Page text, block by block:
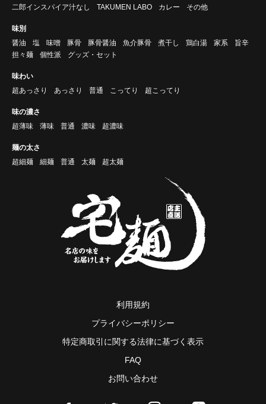
二郎インスパイア汁なし
TAKUMEN LABO カレー その他
味別
醤油
塩 味噌 豚骨 豚骨醤油 魚介豚骨 煮干し 鶏白湯 家系
旨辛
担々麺
個性派 グッズ・セット
味わい
超あっさり
あっさり 普通 こってり 超こってり
味の濃さ
超薄味
薄味 普通 濃味 超濃味
麺の太さ
超細麺
細麺 普通 太麺 超太麺
利用規約
プライバシーポリシー
特定商取引に関する法律に基づく表示
FAQ
お問い合わせ